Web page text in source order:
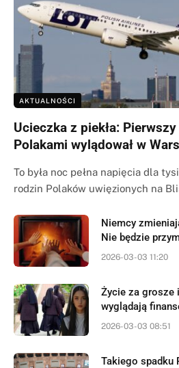
AKTUALNOŚCI
Ucieczka z piekła:
Polakami wylądował w
To była noc pełna napięcia dla
rodzin Polaków uwięzionych na
Niemcy
Nie będzie
2026-03-03 11:20
Życie za grosze
wyglądają
2026-03-03 08:51
Takiego spadku